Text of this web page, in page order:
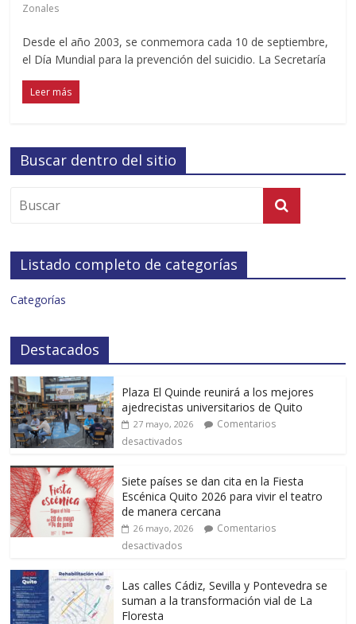
Zonales
Desde el año 2003, se conmemora cada 10 de septiembre,
el Día Mundial para la prevención del suicidio. La Secretaría
Leer más
Buscar dentro del sitio
Listado completo de categorías
Categorías
Destacados
Plaza El Quinde reunirá a los mejores
ajedrecistas universitarios de Quito
27 mayo, 2026
Comentarios
desactivados
Siete países se dan cita en la Fiesta
Escénica Quito 2026 para vivir el teatro
de manera cercana
26 mayo, 2026
Comentarios
desactivados
Las calles Cádiz, Sevilla y Pontevedra se
suman a la transformación vial de La
Floresta